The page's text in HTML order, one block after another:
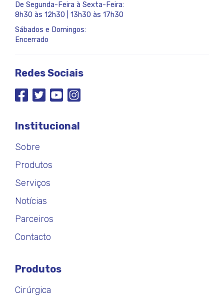
De Segunda-Feira à Sexta-Feira:
8h30 às 12h30 | 13h30 às 17h30
Sábados e Domingos:
Encerrado
Redes Sociais
Institucional
Sobre
Produtos
Serviços
Notícias
Parceiros
Contacto
Produtos
Cirúrgica